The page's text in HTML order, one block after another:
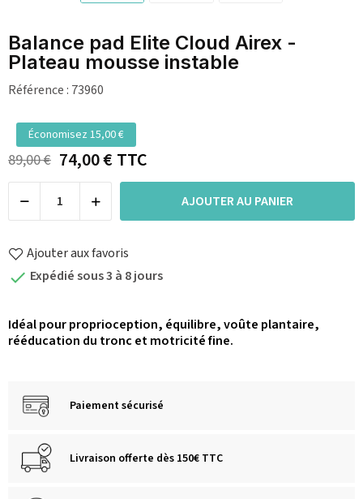
Balance pad Elite Cloud Airex -
Plateau mousse instable
Référence : 73960
Économisez 15,00 €
89,00 € 74,00 €TTC
AJOUTER AU PANIER
Ajouter aux favoris
 Expédié sous 3 à 8 jours
Idéal pour proprioception, équilibre, voûte plantaire,
rééducation du tronc et motricité fine.
Paiement sécurisé
Livraison offerte dès 150€ TTC